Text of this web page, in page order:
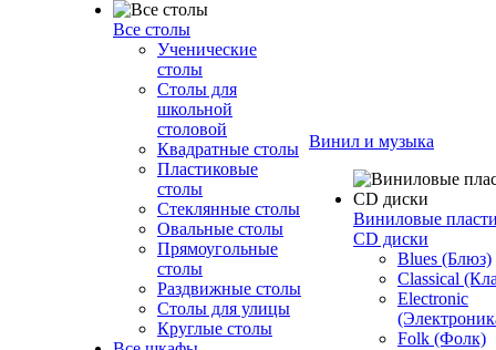
Все столы
Ученические
столы
Столы для
школьной
столовой
Квадратные столы
Пластиковые
столы
Стеклянные столы
Овальные столы
Прямоугольные
столы
Раздвижные столы
Столы для улицы
Круглые столы
Винил и музыка
Виниловые
CD диски
Blues (Блюз)
Classical
Electronic
Folk (Фолк)